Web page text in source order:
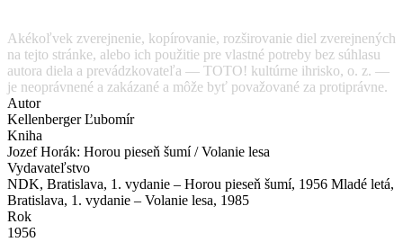
Akékoľvek zverejnenie, kopírovanie, rozširovanie diel zverejnených
na tejto stránke, alebo ich použitie pre vlastné potreby bez súhlasu
autora diela a prevádzkovateľa — TOTO! kultúrne ihrisko, o. z. —
je neoprávnené a zakázané a môže byť považované za protiprávne.
Autor
Kellenberger Ľubomír
Kniha
Jozef Horák: Horou pieseň šumí / Volanie lesa
Vydavateľstvo
NDK, Bratislava, 1. vydanie – Horou pieseň šumí, 1956 Mladé letá,
Bratislava, 1. vydanie – Volanie lesa, 1985
Rok
1956